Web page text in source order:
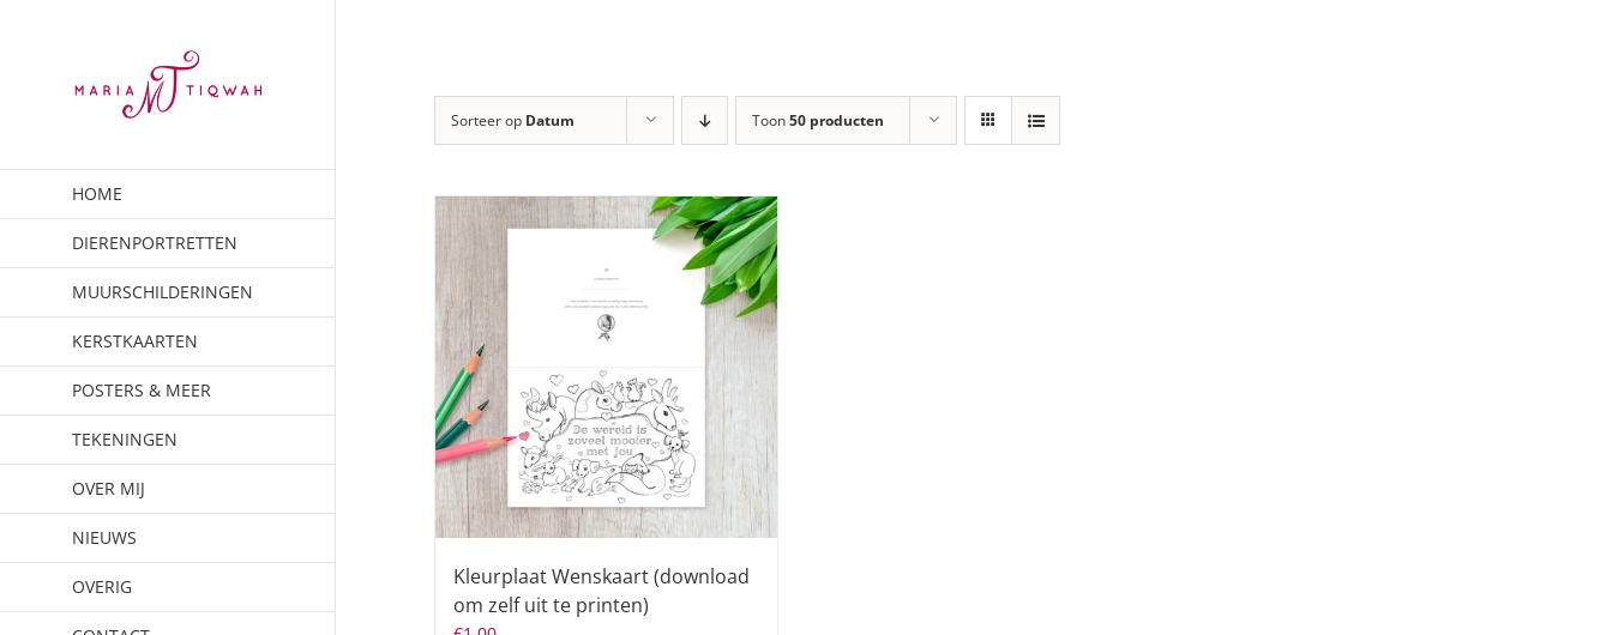
HOME
DIERENPORTRETTEN
MUURSCHILDERINGEN
KERSTKAARTEN
POSTERS & MEER
TEKENINGEN
OVER MIJ
NIEUWS
OVERIG
Sorteer op Datum Toon50 producten
Kleurplaat Wenskaart (download
om zelf uit te printen)